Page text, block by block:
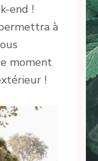
end !
à
moment
!